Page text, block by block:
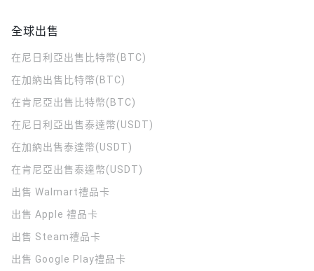
全球出售
在尼日利亞出售比特幣(BTC)
在加納出售比特幣(BTC)
在肯尼亞出售比特幣(BTC)
在尼日利亞出售泰達幣(USDT)
在加納出售泰達幣(USDT)
在肯尼亞出售泰達幣(USDT)
出售 Walmart禮品卡
出售 Apple 禮品卡
出售 Steam禮品卡
出售 Google Play禮品卡